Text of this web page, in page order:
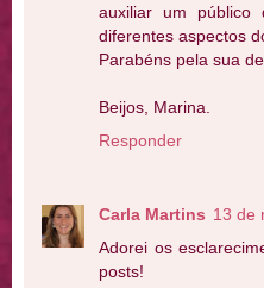
auxiliar um público
diferentes aspectos
Parabéns pela sua
Beijos, Marina.
Responder
Carla Martins 13 de
Adorei os
posts!